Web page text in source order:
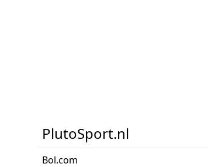
PlutoSport.nl
Bol.com